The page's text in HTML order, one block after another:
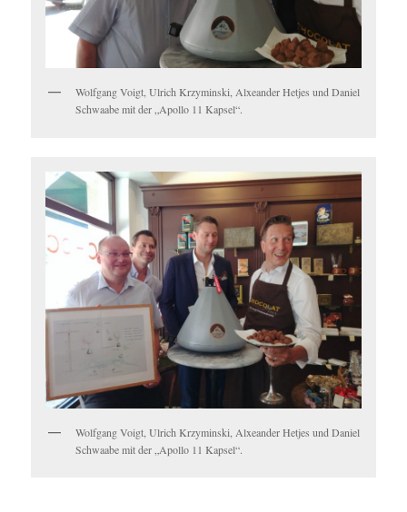
Wolfgang Voigt, Ulrich Krzyminski, Alxeander Hetjes und Daniel
Schwaabe mit der „Apollo 11 Kapsel“.
Wolfgang Voigt, Ulrich Krzyminski, Alxeander Hetjes und Daniel
Schwaabe mit der „Apollo 11 Kapsel“.